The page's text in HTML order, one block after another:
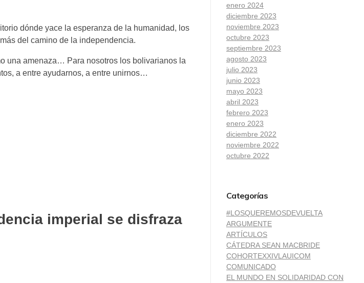
dónde yace la esperanza de la humanidad, los
del camino de la independencia.
una amenaza… Para nosotros los bolivarianos la
a entre ayudarnos, a entre unirnos…
imperial se disfraza
enero 2024
diciembre 2023
noviembre 2023
octubre 2023
septiembre 2023
agosto 2023
julio 2023
junio 2023
mayo 2023
abril 2023
febrero 2023
enero 2023
diciembre 2022
noviembre 2022
octubre 2022
Categorías
#LOSQUEREMOSDEVUELTA
ARGUMENTE
ARTÍCULOS
CÁTEDRA SEAN MACBRIDE
COHORTEXXIVLAUICOM
COMUNICADO
EL MUNDO EN SOLIDARIDAD CON